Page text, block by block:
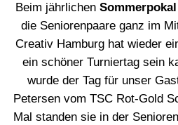
Beim jährlichen
die Seniorenpaare ganz im
Creativ Hamburg hat wieder
ein schöner Turniertag sein
wurde der Tag für unser
Petersen vom TSC Rot-Gold
Mal standen sie in der